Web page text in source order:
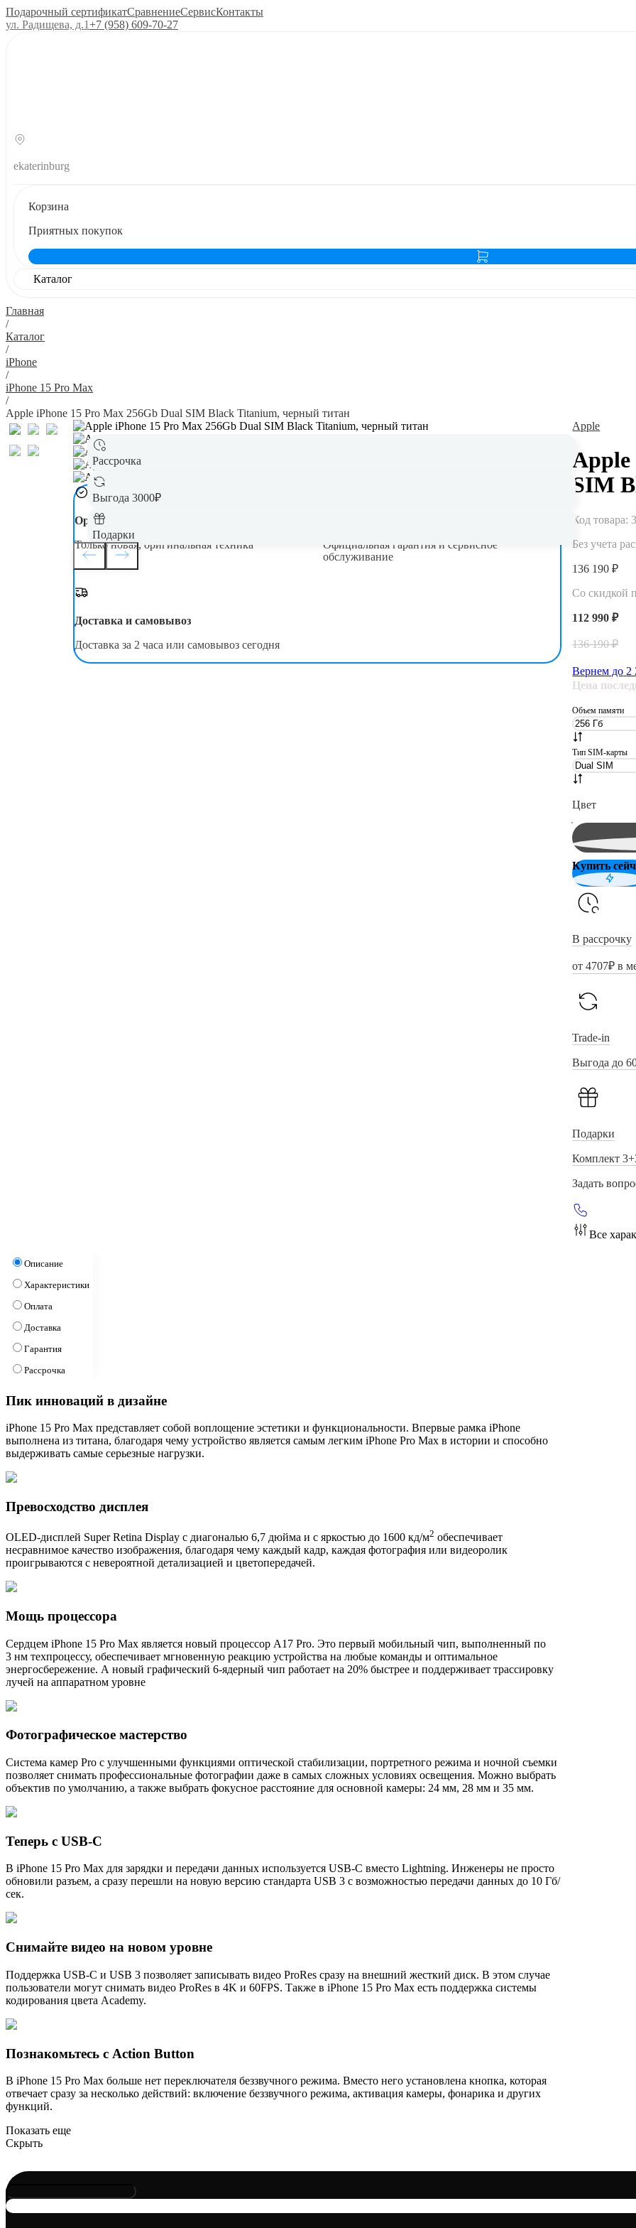
Подарочный сертификатСравнениеСервисКонтакты
ул. Радищева, д.1+7 (958) 609‑70‑27
ekaterinburg
Корзина
Приятных покупок
Каталог
Главная
/
Каталог
/
iPhone
/
iPhone 15 Pro Max
/
Apple iPhone 15 Pro Max 256Gb Dual SIM Black Titanium, черный титан
Рассрочка
Выгода 3000₽
Подарки
Оригинал
Только новая, оригинальная техника
Официальная гарантия и сервисное
обслуживание
Доставка и самовывоз
Доставка за 2 часа или самовывоз сегодня
Apple
Apple
SIM
Код товара:
Без учета
136 190 ₽
Со скидкой
112 990 ₽
136 190 ₽
Вернем до 2
Цена
Объем памяти
Тип SIM-карты
Цвет
Купить
В рассрочку
от4707₽ в
Trade-in
Выгода до
Подарки
Комплект
Задать
Все
Описание
Характеристики
Оплата
Доставка
Гарантия
Рассрочка
Пик инноваций в дизайне
iPhone 15 Pro Max представляет собой воплощение эстетики и функциональности. Впервые рамка iPhone
выполнена из титана, благодаря чему устройство является самым легким iPhone Pro Max в истории и способно
выдерживать самые серьезные нагрузки.
Превосходство дисплея
OLED-дисплей Super Retina Display с диагональю 6,7 дюйма и с яркостью до 1600 кд/м2 обеспечивает
несравнимое качество изображения, благодаря чему каждый кадр, каждая фотография или видеоролик
проигрываются с невероятной детализацией и цветопередачей.
Мощь процессора
Сердцем iPhone 15 Pro Max является новый процессор A17 Pro. Это первый мобильный чип, выполненный по
3 нм техпроцессу, обеспечивает мгновенную реакцию устройства на любые команды и оптимальное
энергосбережение. А новый графический 6-ядерный чип работает на 20% быстрее и поддерживает трассировку
лучей на аппаратном уровне
Фотографическое мастерство
Система камер Pro с улучшенными функциями оптической стабилизации, портретного режима и ночной съемки
позволяет снимать профессиональные фотографии даже в самых сложных условиях освещения. Можно выбрать
объектив по умолчанию, а также выбрать фокусное расстояние для основной камеры: 24 мм, 28 мм и 35 мм.
Теперь с USB-C
В iPhone 15 Pro Max для зарядки и передачи данных используется USB-C вместо Lightning. Инженеры не просто
обновили разъем, а сразу перешли на новую версию стандарта USB 3 с возможностью передачи данных до 10 Гб/
сек.
Снимайте видео на новом уровне
Поддержка USB-C и USB 3 позволяет записывать видео ProRes сразу на внешний жесткий диск. В этом случае
пользователи могут снимать видео ProRes в 4K и 60FPS. Также в iPhone 15 Pro Max есть поддержка системы
кодирования цвета Academy.
Познакомьтесь с Action Button
В iPhone 15 Pro Max больше нет переключателя беззвучного режима. Вместо него установлена кнопка, которая
отвечает сразу за несколько действий: включение беззвучного режима, активация камеры, фонарика и других
функций.
Показать еще
Скрыть